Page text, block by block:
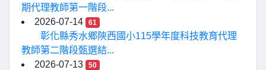
期代理教師第一階段...
2026-07-14
61
彰化縣秀水鄉陝西國小115學年度科技教育代理
教師第二階段甄選結...
2026-07-13
50